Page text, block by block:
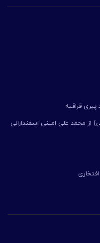
قراقیه
از محمد علی امینی اسفندارانی